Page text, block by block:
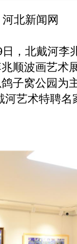
北新闻网
，北戴河李
顺波画艺术
子窝公园为
艺术特聘名